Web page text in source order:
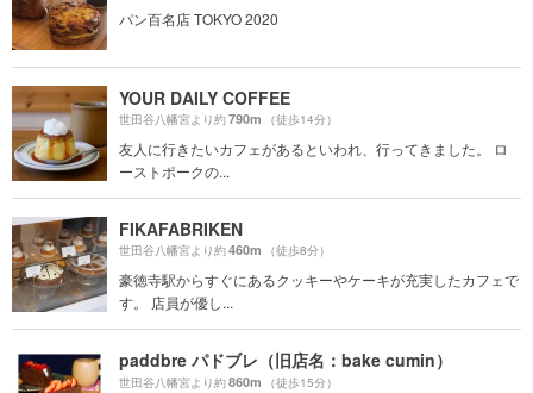
パン百名店 TOKYO 2020
YOUR DAILY COFFEE
世田谷八幡宮より約790m （徒歩14分）
友人に行きたいカフェがあるといわれ、行ってきました。 ロ
ーストポークの...
FIKAFABRIKEN
世田谷八幡宮より約460m （徒歩8分）
豪徳寺駅からすぐにあるクッキーやケーキが充実したカフェで
す。 店員が優し...
paddbre パドブレ（旧店名：bake cumin）
世田谷八幡宮より約860m （徒歩15分）